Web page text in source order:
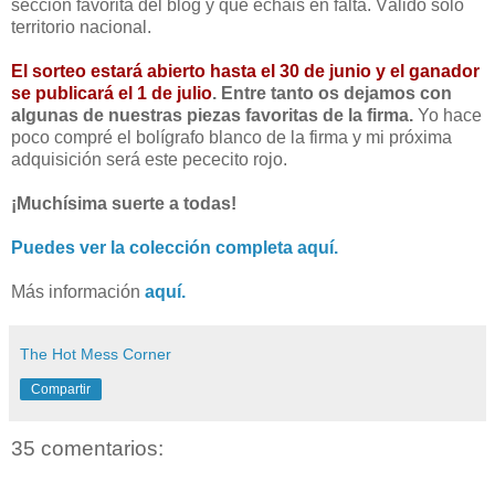
sección favorita del blog y qué echáis en falta. Válido sólo
territorio nacional.
El sorteo estará abierto hasta el 30 de junio y el ganador
se publicará el 1 de julio. Entre tanto os dejamos con
algunas de nuestras piezas favoritas de la firma. Yo hace
poco compré el bolígrafo blanco de la firma y mi próxima
adquisición será este pececito rojo.
¡Muchísima suerte a todas!
Puedes ver la colección completa aquí.
Más información aquí.
The Hot Mess Corner
Compartir
35 comentarios: